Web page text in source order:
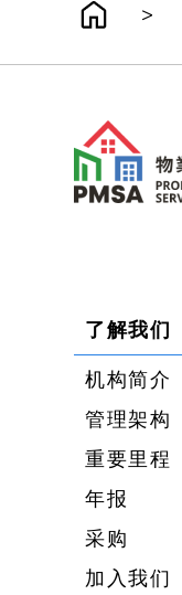
>
了解我们
机构简介
管理架构
重要里程
年报
采购
加入我们